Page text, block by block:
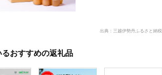
出典：三越伊勢丹ふるさと納税
おすすめの返礼品